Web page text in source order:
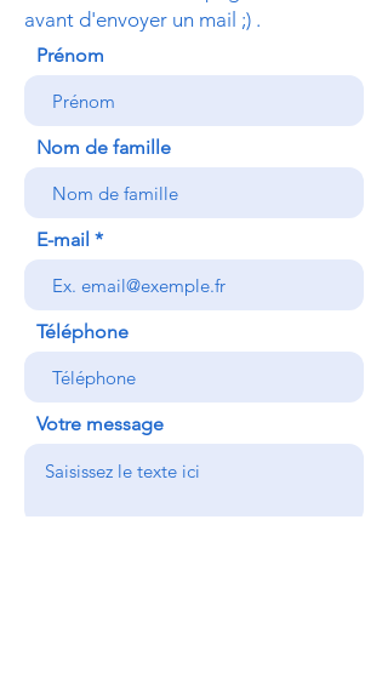
avant d'envoyer un mail ;) .
Prénom
Nom de famille
E-mail
Téléphone
Votre message